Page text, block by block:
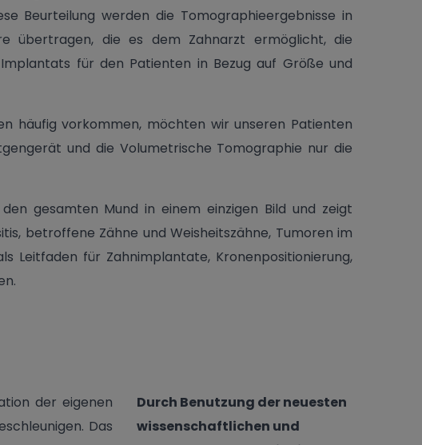
Beurteilung werden die Tomographieergebnisse in
übertragen, die es dem Zahnarzt ermöglicht, die
für den Patienten in Bezug auf Größe und
häufig vorkommen, möchten wir unseren Patienten
und die Volumetrische Tomographie nur die
gesamten Mund in einem einzigen Bild und zeigt
betroffene Zähne und Weisheitszähne, Tumoren im
Leitfaden für Zahnimplantate, Kronenpositionierung,
der eigenen
Das
Durch Benutzung der neuesten
wissenschaftlichen und